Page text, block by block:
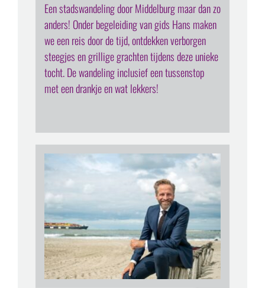
Een stadswandeling door Middelburg maar dan zo
anders! Onder begeleiding van gids Hans maken
we een reis door de tijd, ontdekken verborgen
steegjes en grillige grachten tijdens deze unieke
tocht. De wandeling inclusief een tussenstop
met een drankje en wat lekkers!